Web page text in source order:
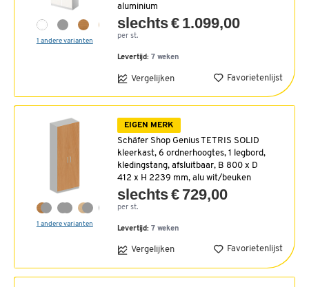
1 andere varianten
aluminium
slechts € 1.099,00
per st.
Levertijd: 7 weken
Vergelijken Favorietenlijst
1 andere varianten
EIGEN MERK
Schäfer Shop Genius TETRIS SOLID
kleerkast, 6 ordnerhoogtes, 1 legbord,
kledingstang, afsluitbaar, B 800 x D
412 x H 2239 mm, alu wit/beuken
slechts € 729,00
per st.
Levertijd: 7 weken
Vergelijken Favorietenlijst